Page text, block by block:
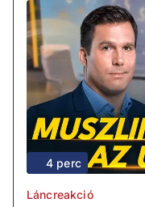
4 perc
Láncreakció